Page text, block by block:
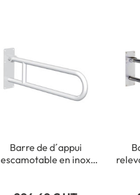
Barre de d´appui
escamotable en inox